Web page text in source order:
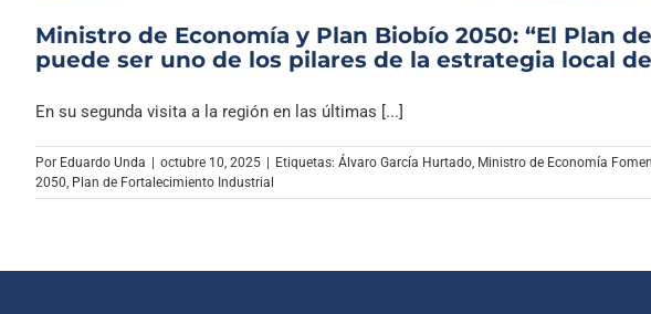
Ministro de Economía y Plan Biobío 2050: “El Plan
puede ser uno de los pilares de la estrategia local
En su segunda visita a la región en las últimas [...]
Por Eduardo Unda | octubre 10, 2025 | Etiquetas: Álvaro García Hurtado Ministro de Economía
2050 Plan de Fortalecimiento Industrial